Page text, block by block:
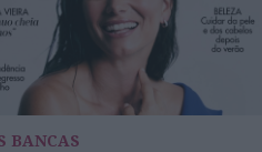
BANCAS